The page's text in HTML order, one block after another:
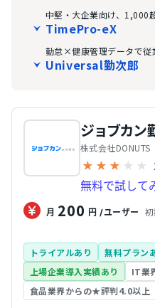
中堅・大企業向け、1,000
TimePro-eX
勤怠×健康管理データで従
Universal勤次郎
ジョブカン
株式会社DONUTS
★ ★ ★ ★ ★
無料で試して
月 200 円 /ユーザー
トライアルあり
無料プラン
上場企業導入実績あり
IT業
食品業界からの★評判4.0以上